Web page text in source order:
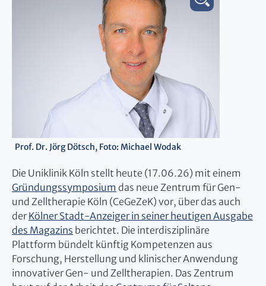
Prof. Dr. Jörg Dötsch, Foto: Michael Wodak
Die Uniklinik Köln stellt heute (17.06.26) mit einem
Gründungssymposium das neue Zentrum für Gen-
und Zelltherapie Köln (CeGeZeK) vor, über das auch
der Kölner Stadt-Anzeiger in seiner heutigen Ausgabe
des Magazins berichtet. Die interdisziplinäre
Plattform bündelt künftig Kompetenzen aus
Forschung, Herstellung und klinischer Anwendung
innovativer Gen- und Zelltherapien. Das Zentrum